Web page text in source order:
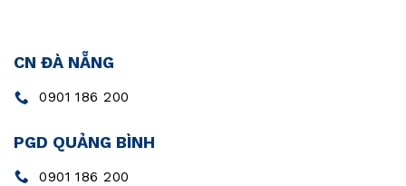
CN ĐÀ NẴNG
0901 186 200
PGD QUẢNG BÌNH
0901 186 200